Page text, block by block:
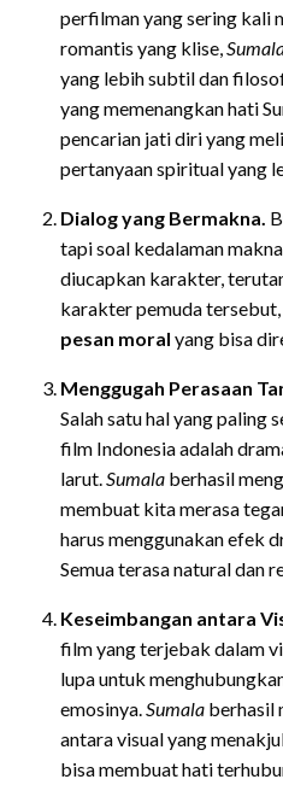
perfilman yang sering kali
romantis yang klise,
yang lebih subtil dan
yang memenangkan hati
pencarian jati diri yang
pertanyaan spiritual yang
Dialog yang Bermakna.
tapi soal kedalaman
diucapkan karakter,
karakter pemuda tersebut,
pesan moral yang bisa
Menggugah Perasaan
Salah satu hal yang paling
film Indonesia adalah
larut.Sumala berhasil
membuat kita merasa
harus menggunakan efek
Semua terasa natural dan
Keseimbangan antara
film yang terjebak dalam
lupa untuk
emosinya.Sumala berhasil
antara visual yang
bisa membuat hati